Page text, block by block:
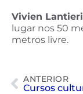
Vivien
lugar nos 50
metros livre.
ANTERIOR